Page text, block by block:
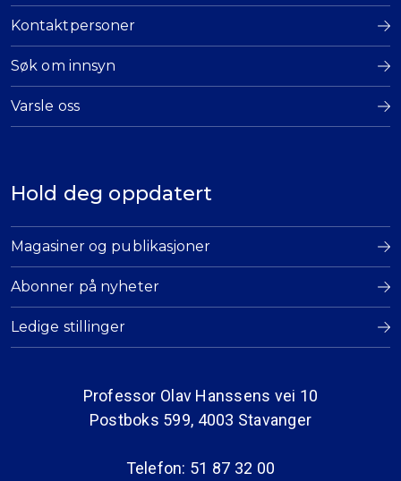
Kontaktpersoner
Søk om innsyn
Varsle oss
Hold deg oppdatert
Magasiner og publikasjoner
Abonner på nyheter
Ledige stillinger
Professor Olav Hanssens vei 10
Postboks 599, 4003 Stavanger
Telefon: 51 87 32 00